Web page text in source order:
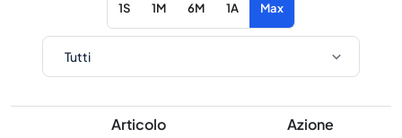
1S 1M 6M 1A Max
Articolo Azione